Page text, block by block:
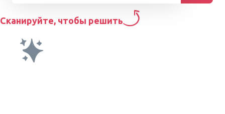
Сканируйте, чтобы решить